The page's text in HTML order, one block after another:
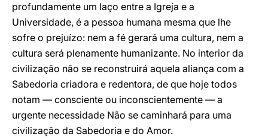
profundamente um laço entre a Igreja e a
Universidade, é a pessoa humana mesma que lhe
sofre o prejuízo: nem a fé gerará uma cultura, nem a
cultura será plenamente humanizante. No interior da
civilização não se reconstruirá aquela aliança com a
Sabedoria criadora e redentora, de que hoje todos
notam — consciente ou inconscientemente — a
urgente necessidade Não se caminhará para uma
civilização da Sabedoria e do Amor.